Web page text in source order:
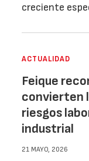
creciente
ACTUALIDAD
Feique
convierten
riesgos
industrial
21 MAYO, 2026